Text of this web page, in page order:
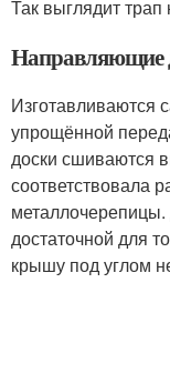
Так выглядит
Направляющие
Изготавливаются
упрощённой
доски сшиваются
соответствовала
достаточной для
крышу под углом